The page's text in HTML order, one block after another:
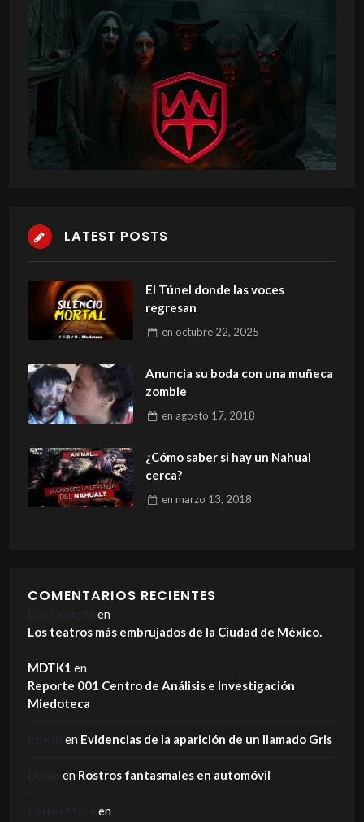
LATEST POSTS
El Túnel donde las voces
regresan
en octubre 22, 2025
Anuncia su boda con una muñeca
zombie
en agosto 17, 2018
¿Cómo saber si hay un Nahual
cerca?
en marzo 13, 2018
COMENTARIOS RECIENTES
en
Los teatros más embrujados de la Ciudad de México.
MDTK1 en
Reporte 001 Centro de Análisis e Investigación
Miedoteca
en Evidencias de la aparición de un llamado Gris
en Rostros fantasmales en automóvil
en